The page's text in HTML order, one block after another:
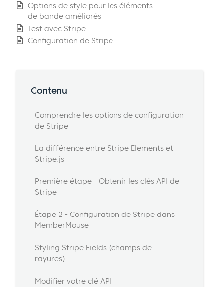
Options de style pour les éléments
de bande améliorés
Test avec Stripe
Configuration de Stripe
Contenu
Comprendre les options de configuration
de Stripe
La différence entre Stripe Elements et
Stripe.js
Première étape - Obtenir les clés API de
Stripe
Étape 2 - Configuration de Stripe dans
MemberMouse
Styling Stripe Fields (champs de
rayures)
Modifier votre clé API